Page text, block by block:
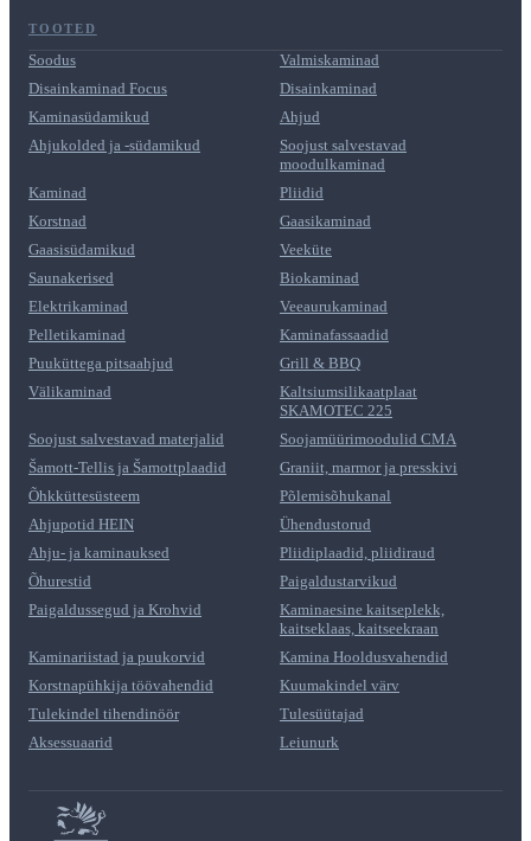
TOOTED
Soodus
Valmiskaminad
Disainkaminad Focus
Disainkaminad
Kaminasüdamikud
Ahjud
Ahjukolded ja -südamikud
Soojust salvestavad
moodulkaminad
Kaminad
Pliidid
Korstnad
Gaasikaminad
Gaasisüdamikud
Veeküte
Saunakerised
Biokaminad
Elektrikaminad
Veeaurukaminad
Pelletikaminad
Kaminafassaadid
Puuküttega pitsaahjud
Grill & BBQ
Välikaminad
Kaltsiumsilikaatplaat
SKAMOTEC 225
Soojust salvestavad materjalid
Soojamüürimoodulid CMA
Šamott-Tellis ja Šamottplaadid
Graniit, marmor ja presskivi
Õhkküttesüsteem
Põlemisõhukanal
Ahjupotid HEIN
Ühendustorud
Ahju- ja kaminauksed
Pliidiplaadid, pliidiraud
Õhurestid
Paigaldustarvikud
Paigaldussegud ja Krohvid
Kaminaesine kaitseplekk,
kaitseklaas, kaitseekraan
Kaminariistad ja puukorvid
Kamina Hooldusvahendid
Korstnapühkija töövahendid
Kuumakindel värv
Tulekindel tihendinöör
Tulesüütajad
Aksessuaarid
Leiunurk